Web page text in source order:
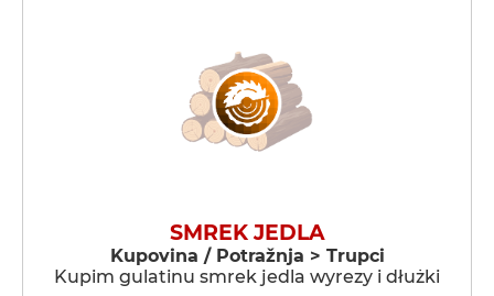
SMREK JEDLA
Kupovina / Potražnja > Trupci
Kupim gulatinu smrek jedla wyrezy i dłużki